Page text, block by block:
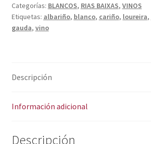
n
a
Categorías: BLANCOS, RIAS BAIXAS, VINOS
Etiquetas: albariño, blanco, cariño, loureira,
gauda, vino
Descripción
Información adicional
Descripción